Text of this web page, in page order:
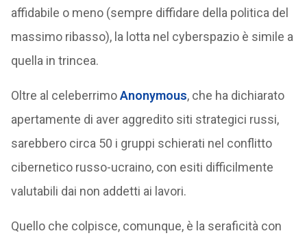
affidabile o meno (sempre diffidare della politica del
massimo ribasso), la lotta nel cyberspazio è simile a
quella in trincea.
Oltre al celeberrimoAnonymous, che ha dichiarato
apertamente di aver aggredito siti strategici russi,
sarebbero circa 50 i gruppi schierati nel conflitto
cibernetico russo-ucraino, con esiti difficilmente
valutabili dai non addetti ai lavori.
Quello che colpisce, comunque, è la seraficità con